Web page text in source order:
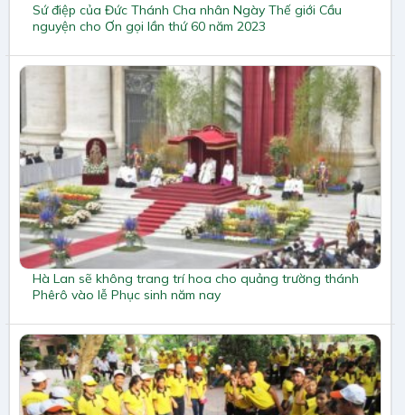
Sứ điệp của Đức Thánh Cha nhân Ngày Thế giới Cầu
nguyện cho Ơn gọi lần thứ 60 năm 2023
Hà Lan sẽ không trang trí hoa cho quảng trường thánh
Phêrô vào lễ Phục sinh năm nay